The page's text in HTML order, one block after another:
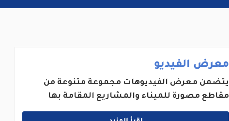
معرض الفيديو
يتضمن معرض الفيديوهات مجموعة متنوعة من
مقاطع مصورة للميناء والمشاريع المقامة بها